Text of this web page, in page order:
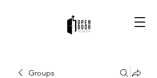
Groups